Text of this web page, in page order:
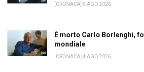
[CRONACA] 5 AGO 2026
È morto Carlo Borlenghi,
mondiale
[CRONACA] 4 AGO 2026